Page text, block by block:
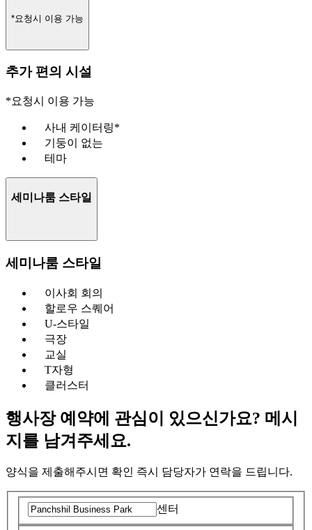
*요청시 이용 가능
추가 편의 시설
*요청시 이용 가능
사내 케이터링*
기둥이 없는
테마
세미나룸 스타일
세미나룸 스타일
이사회 회의
할로우 스퀘어
U-스타일
극장
교실
T자형
클러스터
행사장 예약에 관심이 있으신가요? 메시
지를 남겨주세요.
양식을 제출해주시면 확인 즉시 담당자가 연락을 드립니다.
센터